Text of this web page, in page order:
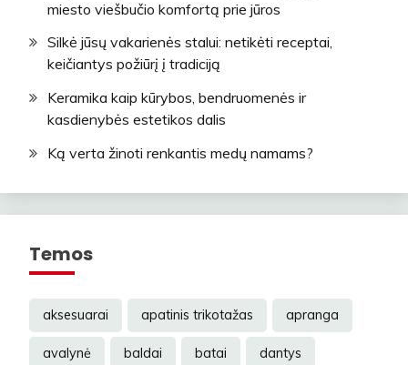
miesto viešbučio komfortą prie jūros
Silkė jūsų vakarienės stalui: netikėti receptai,
keičiantys požiūrį į tradiciją
Keramika kaip kūrybos, bendruomenės ir
kasdienybės estetikos dalis
Ką verta žinoti renkantis medų namams?
Temos
aksesuarai apatinis trikotažas apranga
avalynė baldai batai dantys